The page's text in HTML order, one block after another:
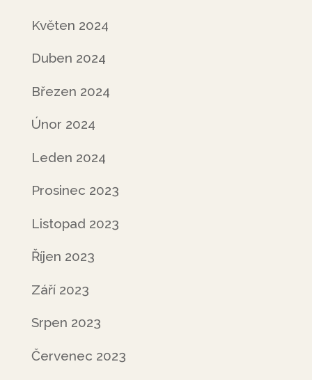
Květen 2024
Duben 2024
Březen 2024
Únor 2024
Leden 2024
Prosinec 2023
Listopad 2023
Říjen 2023
Září 2023
Srpen 2023
Červenec 2023